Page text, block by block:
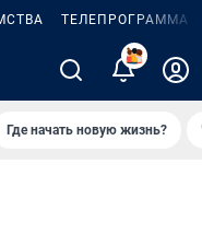
ТЕЛЕПРОГРАММА
Где начать новую жизнь?